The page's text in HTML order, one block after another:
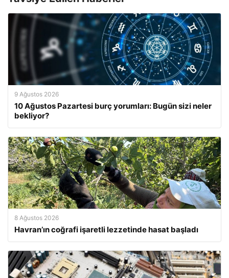
9 Ağustos 2026
10 Ağustos Pazartesi burç yorumları: Bugün sizi neler
bekliyor?
8 Ağustos 2026
Havran’ın coğrafi işaretli lezzetinde hasat başladı